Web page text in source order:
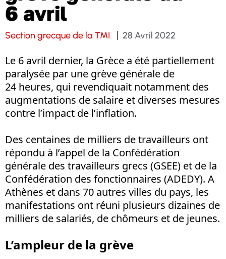
6 avril
Section grecque de la TMI 28 Avril 2022
Le 6 avril dernier, la Grèce a été partiellement
paralysée par une grève générale de
24 heures, qui revendiquait notamment des
augmentations de salaire et diverses mesures
contre l’impact de l’inflation.
Des centaines de milliers de travailleurs ont
répondu à l’appel de la Confédération
générale des travailleurs grecs (GSEE) et de la
Confédération des fonctionnaires (ADEDY). A
Athènes et dans 70 autres villes du pays, les
manifestations ont réuni plusieurs dizaines de
milliers de salariés, de chômeurs et de jeunes.
L’ampleur de la grève